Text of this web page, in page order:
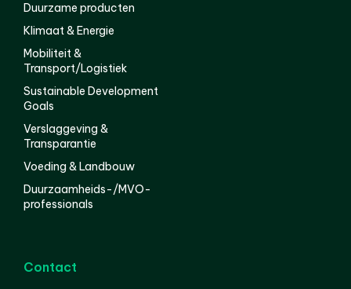
Duurzame producten
Klimaat & Energie
Mobiliteit &
Transport/Logistiek
Sustainable Development
Goals
Verslaggeving &
Transparantie
Voeding & Landbouw
Duurzaamheids-/MVO-
professionals
Contact